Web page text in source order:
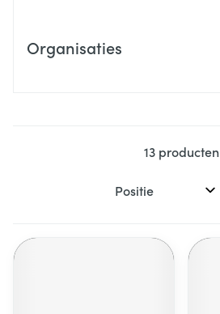
Organisaties
13producten
Sorteer op: